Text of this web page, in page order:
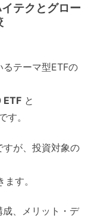
テクとグロー
テーマ型ETFの
ETF と
す。
すが、投資対象の
す。
、メリット・デ